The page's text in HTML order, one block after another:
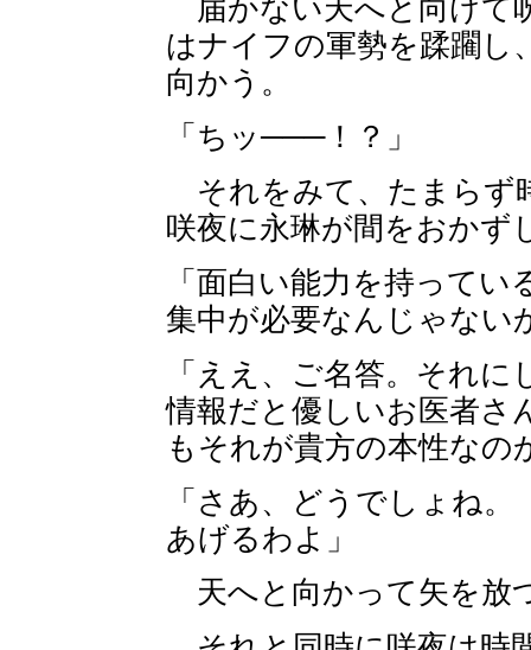
届かない天へと向けて
はナイフの軍勢を蹂躙し
向かう。
「ちッ───！？」
それをみて、たまらず
咲夜に永琳が間をおかず
「面白い能力を持って
集中が必要なんじゃない
「ええ、ご名答。それ
情報だと優しいお医者
もそれが貴方の本性なの
「さあ、どうでしょね
あげるわよ」
天へと向かって矢を放